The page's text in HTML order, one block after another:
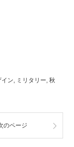
イン, ミリタリー, 秋
のページ